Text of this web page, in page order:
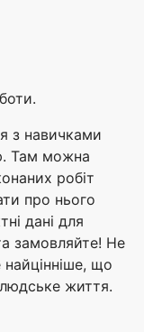
з навичками
Там можна
робіт
про нього
дані для
замовляйте! Не
що
життя.